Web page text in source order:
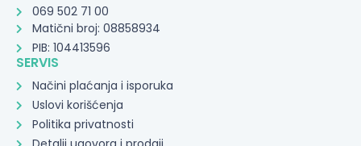
069 502 71 00
Matični broj: 08858934
PIB: 104413596
SERVIS
Načini plaćanja i isporuka
Uslovi korišćenja
Politika privatnosti